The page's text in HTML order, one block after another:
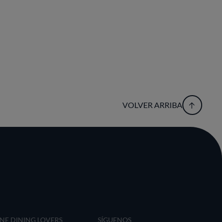
VOLVER ARRIBA
DINING LOVERS SÍGUENOS